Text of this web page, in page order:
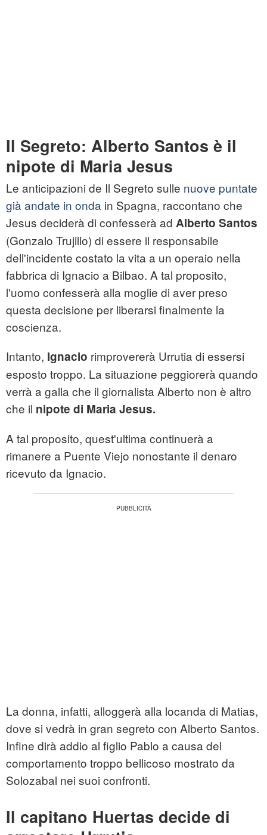
Il Segreto: Alberto Santos è il
nipote di Maria Jesus
Le anticipazioni de Il Segreto sulle nuove puntate
già andate in onda in Spagna, raccontano che
Jesus deciderà di confesserà ad Alberto Santos
(Gonzalo Trujillo) di essere il responsabile
dell'incidente costato la vita a un operaio nella
fabbrica di Ignacio a Bilbao. A tal proposito,
l'uomo confesserà alla moglie di aver preso
questa decisione per liberarsi finalmente la
coscienza.
Intanto, Ignacio rimprovererà Urrutia di essersi
esposto troppo. La situazione peggiorerà quando
verrà a galla che il giornalista Alberto non è altro
che il nipote di Maria Jesus.
A tal proposito, quest'ultima continuerà a
rimanere a Puente Viejo nonostante il denaro
ricevuto da Ignacio.
La donna, infatti, alloggerà alla locanda di Matias,
dove si vedrà in gran segreto con Alberto Santos.
Infine dirà addio al figlio Pablo a causa del
comportamento troppo bellicoso mostrato da
Solozabal nei suoi confronti.
Il capitano Huertas decide di